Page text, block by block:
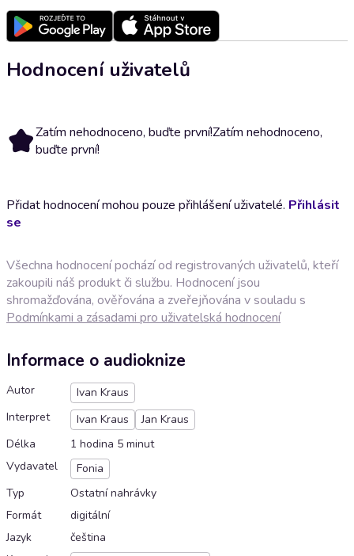
Hodnocení uživatelů
Zatím nehodnoceno, buďte první!Zatím nehodnoceno,
buďte první!
Přidat hodnocení mohou pouze přihlášení uživatelé. Přihlásit
se
Všechna hodnocení pochází od registrovaných uživatelů, kteří
zakoupili náš produkt či službu. Hodnocení jsou
shromažďována, ověřována a zveřejňována v souladu s
Podmínkami a zásadami pro uživatelská hodnocení
Informace o audioknize
Autor
Ivan Kraus
Interpret
Ivan Kraus
Jan Kraus
Délka
1 hodina 5 minut
Vydavatel
Fonia
Typ
Ostatní nahrávky
Formát
digitální
Jazyk
čeština